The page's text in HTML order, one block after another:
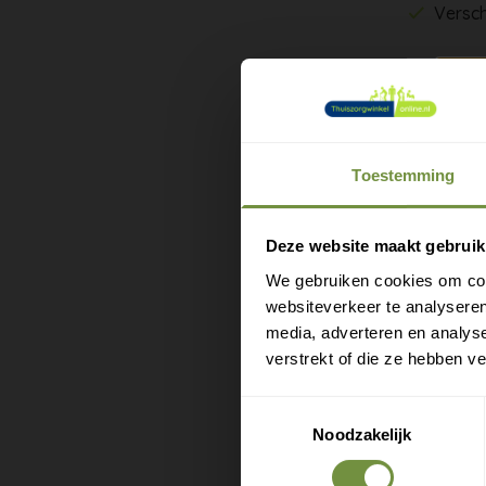
Toestemming
Deze website maakt
We gebruiken cookies om
websiteverkeer te
media, adverteren en
verstrekt of die ze hebben
Noodzakelijk
iets dat
De
van de
9001- en